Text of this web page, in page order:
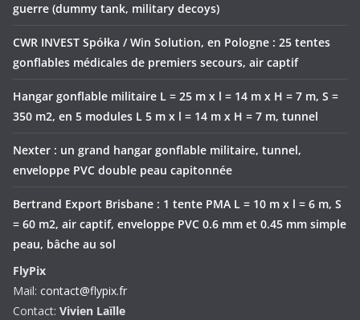
guerre (dummy tank, military decoys)
CWR INVEST Spółka / Win Solution, en Pologne : 25 tentes
gonflables médicales de premiers secours, air captif
Hangar gonflable militaire L = 25 m x l = 14 m x H = 7 m, S =
350 m2, en 5 modules L 5 m x l = 14 m x H = 7 m, tunnel
Nexter : un grand hangar gonflable militaire, tunnel,
enveloppe PVC double peau capitonnée
Bertrand Export Brisbane : 1 tente PMA L = 10 m x l = 6 m, S
= 60 m2, air captif, enveloppe PVC 0.6 mm et 0.45 mm simple
peau, bâche au sol
FlyPix
Mail: contact@flypix.fr
Contact: Vivien Laïlle